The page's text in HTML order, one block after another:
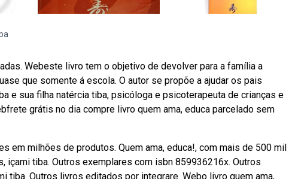
Webeste livro tem o objetivo de devolver para a família a
que somente á escola. O autor se propõe a ajudar os pais
e sua filha natércia tiba, psicóloga e psicoterapeuta de crianças e
grátis no dia compre livro quem ama, educa parcelado sem
em milhões de produtos. Quem ama, educa!, com mais de 500 mil
tiba. Outros exemplares com isbn 859936216x. Outros
tiba. Outros livros editados por integrare. Webo livro quem ama,